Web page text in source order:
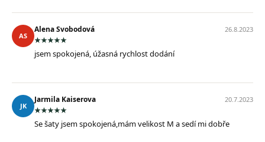
AS
Alena Svobodová 26.8.2023
jsem spokojená, úžasná rychlost dodání
JK
Jarmila Kaiserova 20.7.2023
Se šaty jsem spokojená,mám velikost M a sedí mi dobře